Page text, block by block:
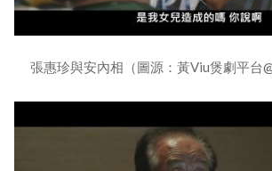
張惠珍與安內相（圖源：黃Viu煲劇平台